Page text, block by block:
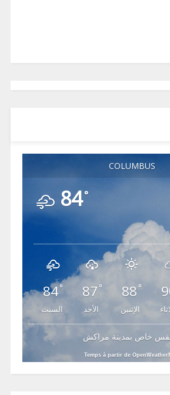
COLUMBUS
84°
84°
السبت
87 °
الأحد
88°
الإثنين
خاص بمدينة مراكش
Temps à partir de